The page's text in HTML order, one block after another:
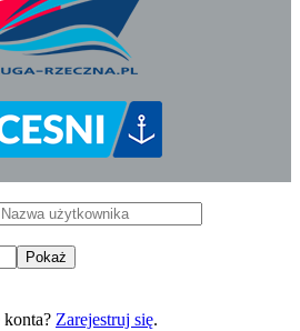
Pokaż
konta? Zarejestruj się.